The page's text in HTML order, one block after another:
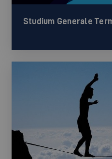
Studium Generale